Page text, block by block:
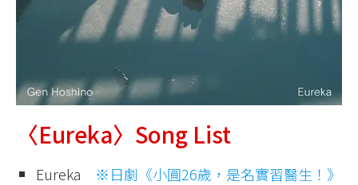
〈Eureka〉Song List
Eureka ※日劇《小圓26歲，是名實習醫生！》